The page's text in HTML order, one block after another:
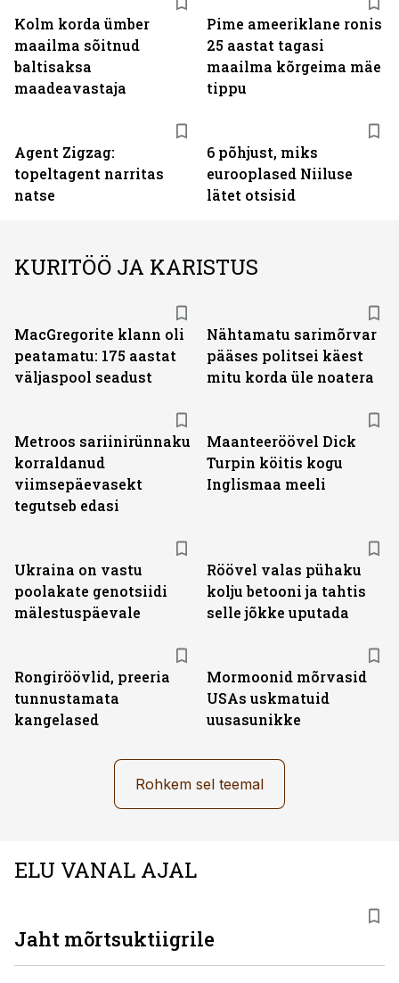
Kolm korda ümber
maailma sõitnud
baltisaksa
maadeavastaja
Pime ameeriklane ronis
25 aastat tagasi
maailma kõrgeima mäe
tippu
Agent Zigzag:
topeltagent narritas
natse
6 põhjust, miks
eurooplased Niiluse
lätet otsisid
KURITÖÖ JA KARISTUS
MacGregorite klann oli
peatamatu: 175 aastat
väljas­pool seadust
Nähtamatu sarimõrvar
pääses politsei käest
mitu korda üle noatera
Metroos sariinirünnaku
korraldanud
viimsepäevasekt
tegutseb edasi
Maanteeröövel Dick
Turpin köitis kogu
Inglismaa meeli
Ukraina on vastu
poolakate genotsiidi
mälestuspäevale
Röövel valas pühaku
kolju betooni ja tahtis
selle jõkke uputada
Rongiröövlid, preeria
tunnustamata
kangelased
Mormoonid mõrvasid
USAs uskmatuid
uusasunikke
Rohkem sel teemal
ELU VANAL AJAL
Jaht mõrtsuktiigrile